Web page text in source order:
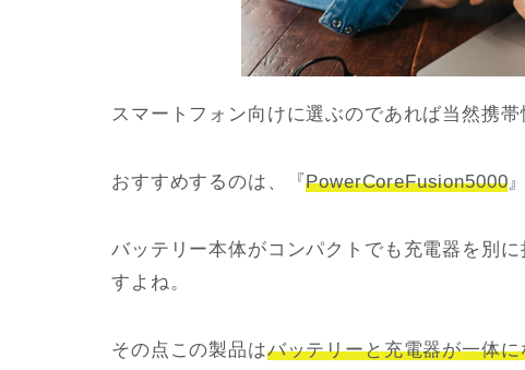
スマートフォン向けに選ぶのであれば当然携
おすすめするのは、『PowerCoreFusion5000
バッテリー本体がコンパクトでも充電器を別
すよね。
その点この製品はバッテリーと充電器が一体